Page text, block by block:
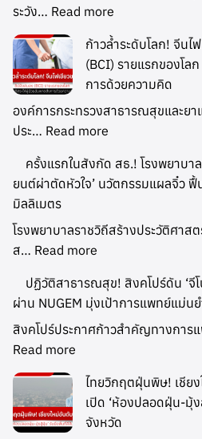
ระวัง… Read more
ก้าวล้ำระดับโลก! จีนไ
(BCI) รายแรกของโล
การด้วยความคิด
องค์การกระทรวงสาธารณสุขและยา
ประ… Read more
ครั้งแรกในสังกัด สธ.!
สำเร็จ ‘หุ่นยนต์ผ่าตัดหั
โรงพยาบาลราชวิถีสร้างประวัติศาส
ส… Read more
ปฏิวัติสาธารณสุข! สิงคโปร์ดัน ‘จี
ผ่าน NUGEM มุ่งเป้าการแพทย์แม่น
สิงคโปร์ประกาศก้าวสำคัญทางการ
Read more
ไทยวิกฤตฝุ่นพิษ! เชีย
เปิด ‘ห้องปลอดฝุ่น-มุ้
จังหวัด